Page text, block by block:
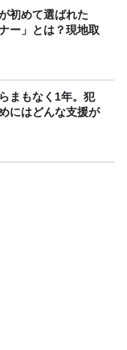
初めて選ばれた
ー」とは？現地取
まもなく1年。犯
にはどんな支援が